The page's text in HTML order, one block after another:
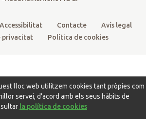
Accessibilitat Contacte
Avís legal
privacitat
Política de cookies
lloc web utilitzem cookies tant pròpies com
servei, d'acord amb els seus hàbits de
la política de cookies